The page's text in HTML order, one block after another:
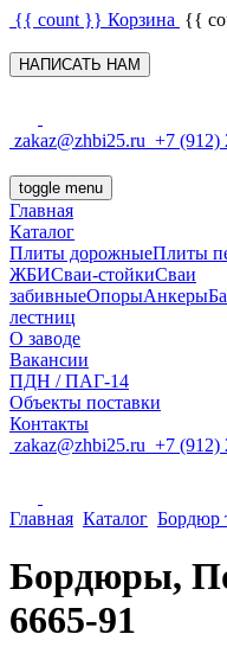
{{ count }} Корзина {{
НАПИСАТЬ НАМ
zakaz@zhbi25.ru +7 (912)
toggle menu
Главная
Каталог
Плиты дорожныеПлиты
ЖБИСваи-стойкиСваи
забивныеОпорыАнкеры
лестниц
О заводе
Вакансии
ПДН / ПАГ-14
Объекты поставки
Контакты
zakaz@zhbi25.ru +7 (912)
Главная Каталог Бордюр
Бордюры,
6665-91